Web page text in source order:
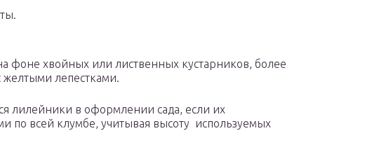
цветы.
фоне хвойных или лиственных кустарников, более
желтыми лепестками.
лилейники в оформлении сада, если их
по всей клумбе, учитывая высоту используемых